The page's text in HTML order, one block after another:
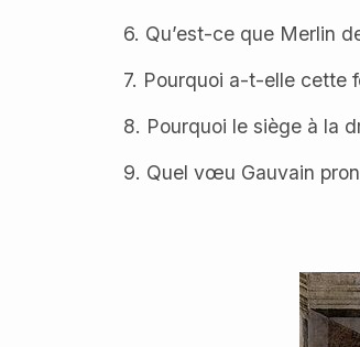
6. Qu’est-ce que Merlin
7. Pourquoi a-t-elle cette
8. Pourquoi le siège à la
9. Quel vœu Gauvain